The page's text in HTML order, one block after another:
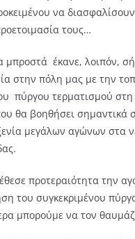
να
τους…
μπροστά έκανε, λοιπόν,
στην πόλη μας με την
πύργου τερματισμού
θα βοηθήσει σημαντικά
μεγάλων αγώνων στα
προτεραιότητα την
του συγκεκριμένου
μπορούμε να τον